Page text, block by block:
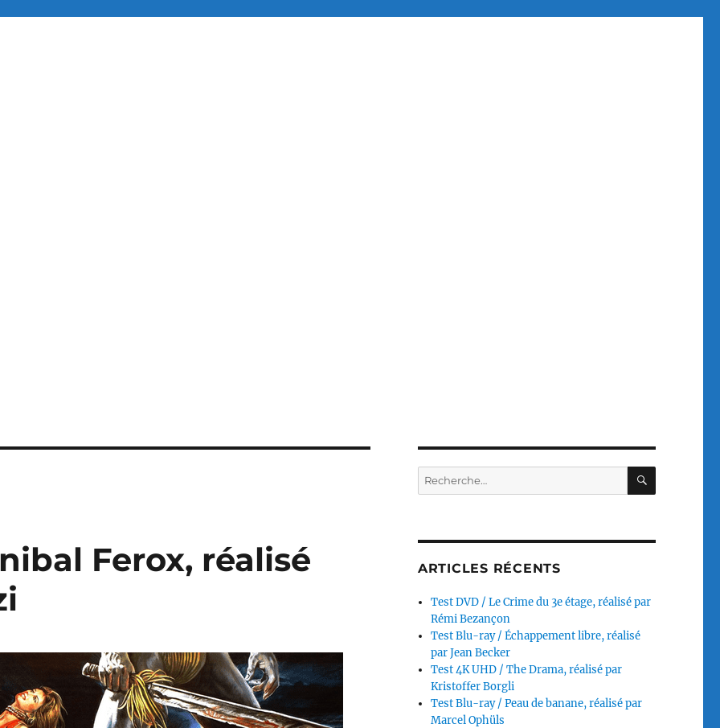
Ferox, réalisé
Recherche
pour :
ARTICLES RÉCENTS
Test DVD / Le Crime du 3e étage, réalisé par
Rémi Bezançon
Test Blu-ray / Échappement libre, réalisé
par Jean Becker
Test 4K UHD / The Drama, réalisé par
Kristoffer Borgli
Test Blu-ray / Peau de banane, réalisé par
Marcel Ophüls